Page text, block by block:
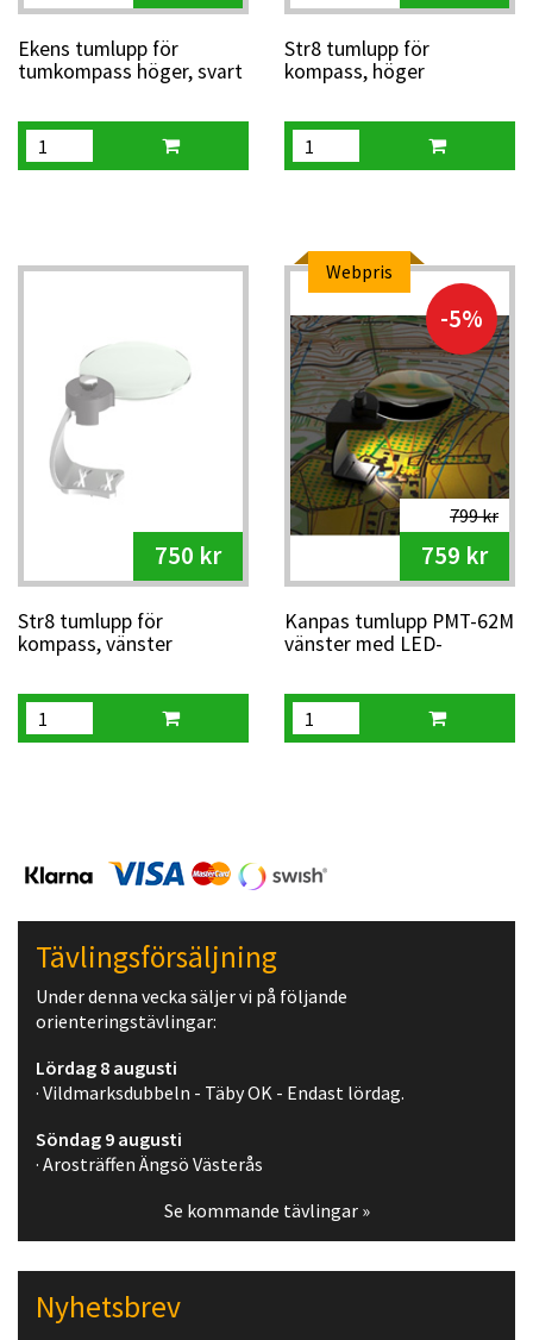
Ekens tumlupp för
tumkompass höger, svart
Str8 tumlupp för
kompass, höger
750 kr
Str8 tumlupp för
kompass, vänster
Webpris
-5%
799 kr
759 kr
Kanpas tumlupp PMT-62M
vänster med LED-
Tävlingsförsäljning
Under denna vecka säljer vi på följande
orienteringstävlingar:
Lördag 8 augusti
· Vildmarksdubbeln - Täby OK - Endast lördag.
Söndag 9 augusti
· Arosträffen Ängsö Västerås
Se kommande tävlingar »
Nyhetsbrev